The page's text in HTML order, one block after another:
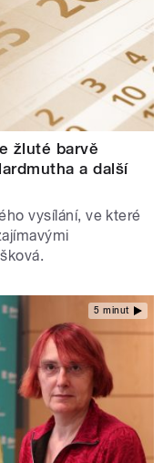
žluté barvě
a další
vysílání, ve které
5 minut